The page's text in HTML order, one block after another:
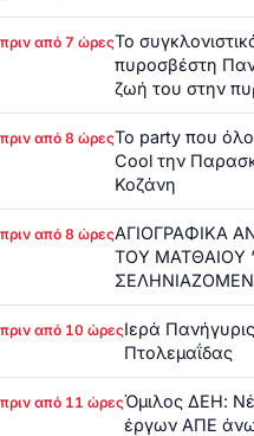
πριν από 7 ώρεςΤο
πυροσβέστη
ζωή του στην
πριν από 8 ώρεςΤο party που
Cool την
Κοζάνη
πριν από 8 ώρεςΑΓΙΟΓΡΑΦΙΚΑ
ΤΟΥ ΜΑΤΘΑΙΟΥ
πριν από 10 ώρεςΙερά
Πτολεμαΐδας
πριν από 11 ώρεςΌμιλος ΔΕΗ:
έργων ΑΠΕ άνω